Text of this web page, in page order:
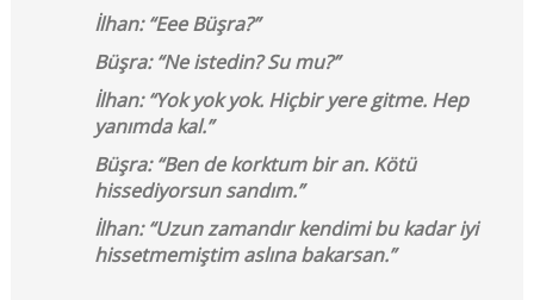
İlhan: “Eee Büşra?”
Büşra: “Ne istedin? Su mu?”
İlhan: “Yok yok yok. Hiçbir yere gitme. Hep
yanımda kal.”
Büşra: “Ben de korktum bir an. Kötü
hissediyorsun sandım.”
İlhan: “Uzun zamandır kendimi bu kadar iyi
hissetmemiştim aslına bakarsan.”